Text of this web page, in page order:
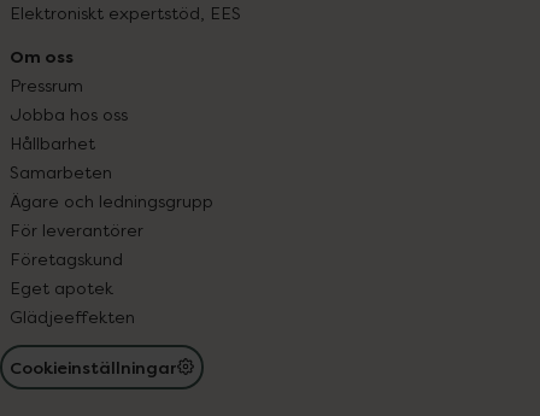
Elektroniskt expertstöd, EES
Om oss
Pressrum
Jobba hos oss
Hållbarhet
Samarbeten
Ägare och ledningsgrupp
För leverantörer
Företagskund
Eget apotek
Glädjeeffekten
Cookieinställningar